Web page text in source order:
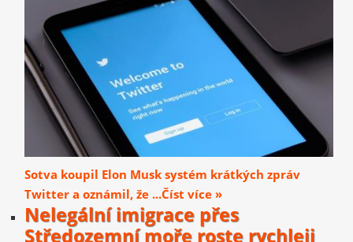
Sotva koupil Elon Musk systém krátkých zpráv
Twitter a oznámil, že ...Číst více »
Nelegální imigrace přes
Středozemní moře roste rychleji